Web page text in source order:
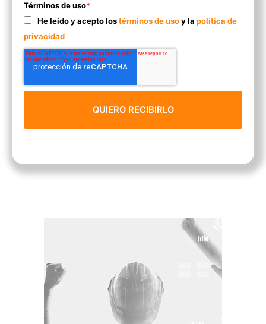
Términos de uso*
He leído y acepto lostérminos de usoy la política de
privacidad